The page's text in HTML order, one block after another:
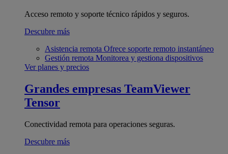
Acceso remoto y soporte técnico rápidos y seguros.
Descubre más
Asistencia remota Ofrece soporte remoto instantáneo
Gestión remota Monitorea y gestiona dispositivos
Ver planes y precios
Grandes empresas TeamViewer
Tensor
Conectividad remota para operaciones seguras.
Descubre más